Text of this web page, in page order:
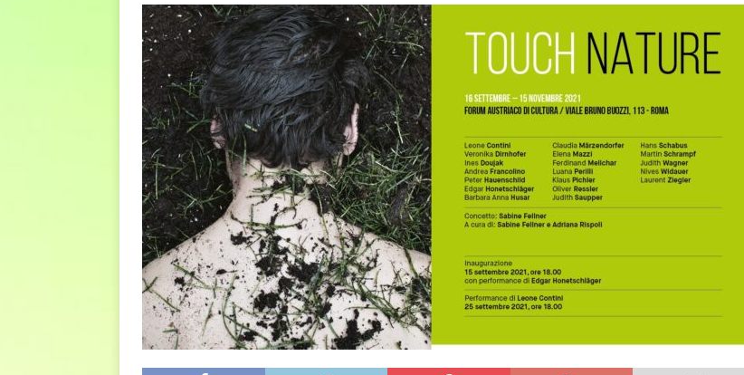
[ 6 Agosto 2026 ] Estate e caregiver: la sfida quotidiana dell’assistenza tra ferie e rinunce
DIRITTI E SOCIETÀ